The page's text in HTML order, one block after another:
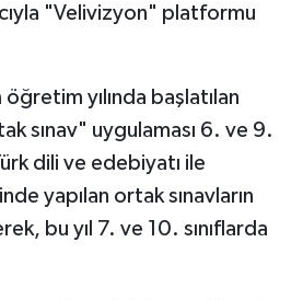
"Velivizyon" platformu
yılında başlatılan
sınav" uygulaması 6. ve 9.
dili ve edebiyatı ile
yapılan ortak sınavların
bu yıl 7. ve 10. sınıflarda